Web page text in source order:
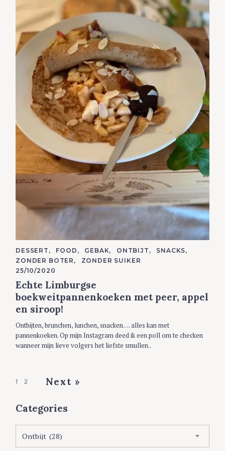
C
A
T
E
O
R
I
E
S
DESSERT FOOD GEBAK ONTBIJT
SNACKS
ZONDER BOTER
ZONDER SUIKER
25/10/2020
Echte Limburgse
boekweitpannenkoeken met peer, appel
en siroop!
Ontbijten, brunchen, lunchen, snacken…. alles kan met
pannenkoeken. Op mijn Instagram deed ik een poll om te checken
wanneer mijn lieve volgers het liefste smullen..
P
s
t
1 2 Next »
Categories
Ontbijt (28)